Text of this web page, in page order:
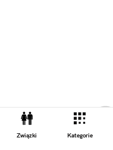
Związki Kategorie